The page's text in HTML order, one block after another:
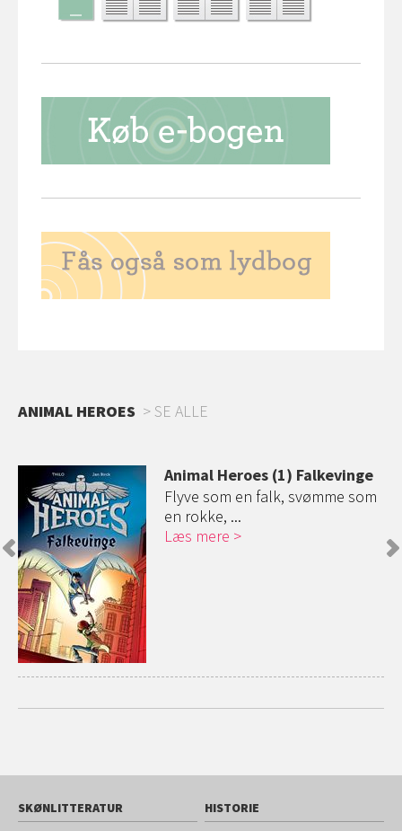
ANIMAL HEROES SE ALLE
Animal Heroes (1) Falkevinge
Flyve som en falk, svømme som
en rokke, ...
Læs mere
SKØNLITTERATUR
HISTORIE